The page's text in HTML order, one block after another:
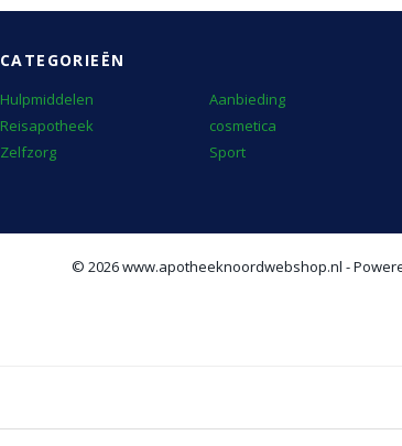
CATEGORIEËN
Hulpmiddelen
Reisapotheek
Zelfzorg
Aanbieding
cosmetica
Sport
© 2026 www.apotheeknoordwebshop.nl -